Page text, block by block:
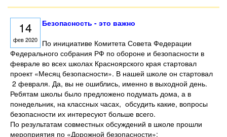
14
фев 2020
Безопасность - это важно
По инициативе Комитета Совета Федерации
Федерального собрания РФ по обороне и безопасности в
феврале во всех школах Красноярского края стартовал
проект «Месяц безопасности». В нашей школе он стартовал
2 февраля. Да, вы не ошиблись, именно в выходной день.
Ребятам школы было предложено подумать дома, а в
понедельник, на классных часах, обсудить какие, вопросы
безопасности их интересуют больше всего.
По результатам совместных обсуждений в школе прошли
мероприятия по «Дорожной безопасности»: